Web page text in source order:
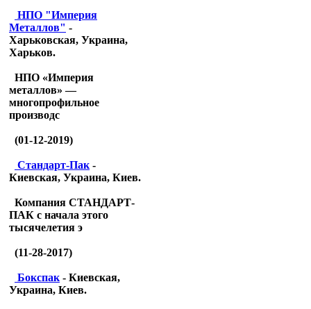
НПО "Империя
Металлов" -
Харьковская, Украина,
Харьков.
НПО «Империя
металлов» —
многопрофильное
производс
(01-12-2019)
Стандарт-Пак -
Киевская, Украина, Киев.
Компания СТАНДАРТ-
ПАК с начала этого
тысячелетия э
(11-28-2017)
Бокспак - Киевская,
Украина, Киев.